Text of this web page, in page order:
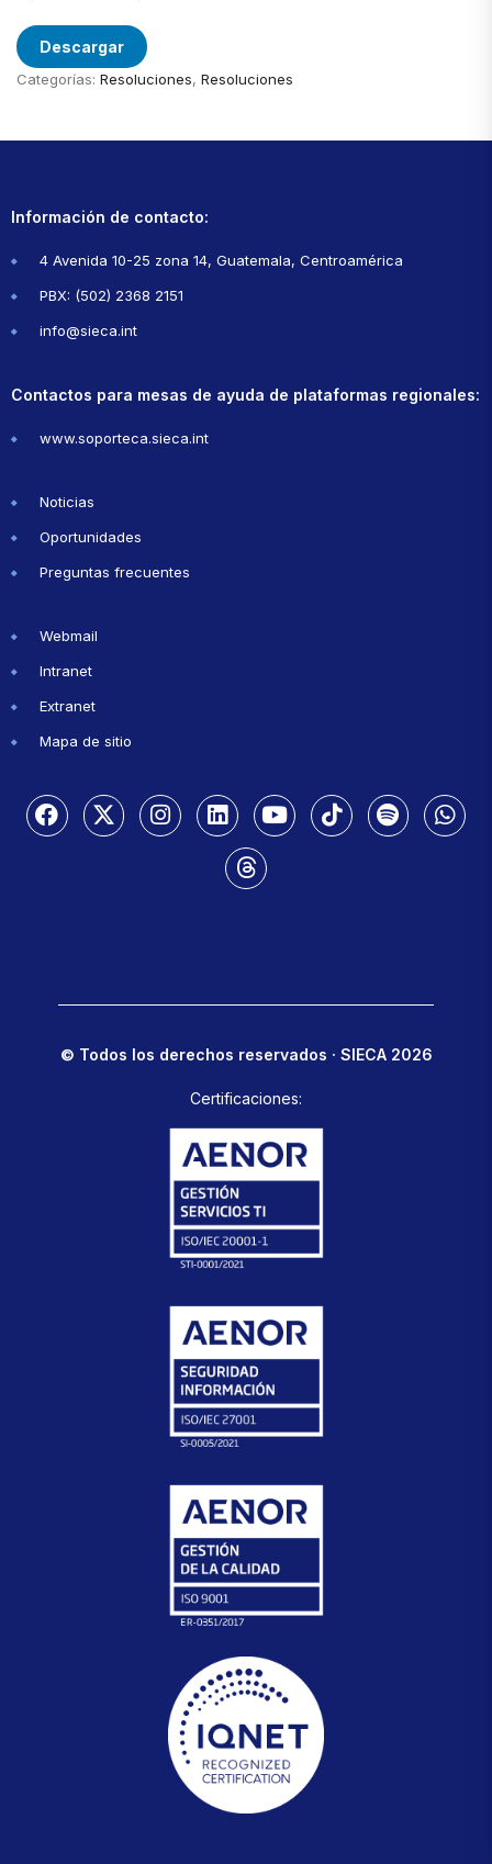
Descargar
Categorías: Resoluciones, Resoluciones
Información de contacto:
4 Avenida 10-25 zona 14, Guatemala, Centroamérica
PBX: (502) 2368 2151
info@sieca.int
Contactos para mesas de ayuda de plataformas regionales:
www.soporteca.sieca.int
Noticias
Oportunidades
Preguntas frecuentes
Webmail
Intranet
Extranet
Mapa de sitio
© Todos los derechos reservados · SIECA 2026
Certificaciones: